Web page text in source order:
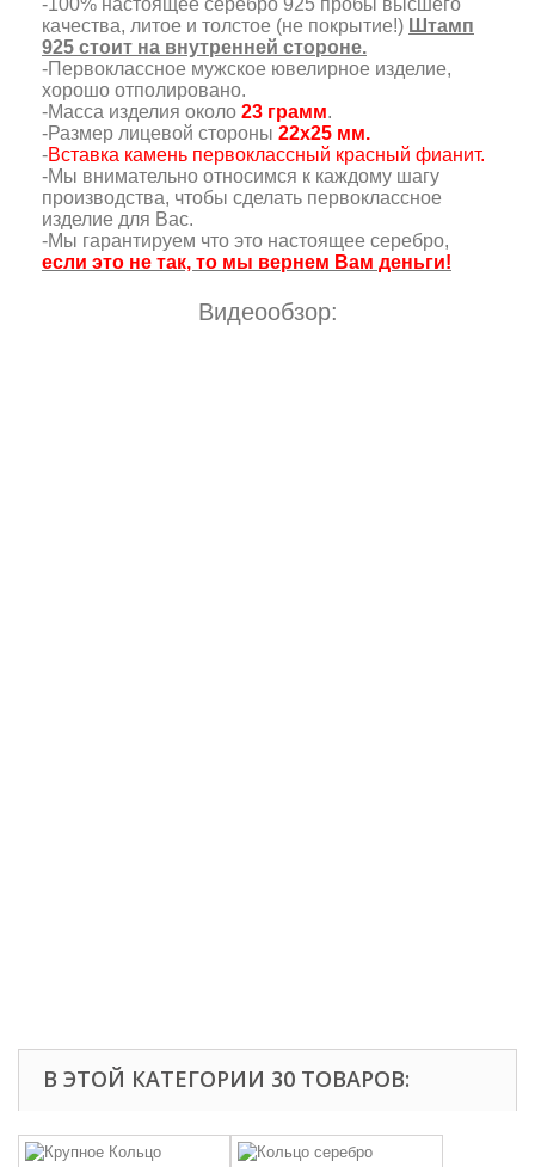
качества, литое и толстое (не покрытие!) Штамп
925 стоит на внутренней стороне.
-Первоклассное мужское ювелирное изделие,
хорошо отполировано.
-Масса изделия около 23 грамм.
-Размер лицевой стороны 22х25 мм.
-Вставка камень первоклассный красный фианит.
-Мы внимательно относимся к каждому шагу
производства, чтобы сделать первоклассное
изделие для Вас.
-Мы гарантируем что это настоящее серебро,
если это не так, то мы вернем Вам деньги!
Видеообзор:
В ЭТОЙ КАТЕГОРИИ 30 ТОВАРОВ: